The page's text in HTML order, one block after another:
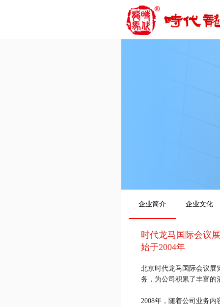
企业简介 企业文化
时代龙马国际会议
始于2004年
北京时代龙马国际会议展
务，为公司积累了丰富的
2008年，随着公司业务